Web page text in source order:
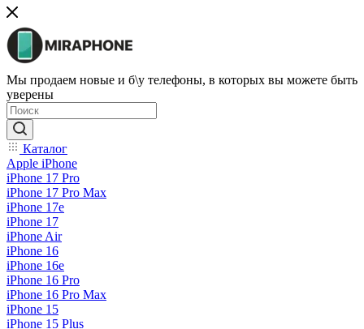
Мы продаем новые и б\у телефоны, в которых вы можете быть
уверены
Каталог
Apple iPhone
iPhone 17 Pro
iPhone 17 Pro Max
iPhone 17e
iPhone 17
iPhone Air
iPhone 16
iPhone 16e
iPhone 16 Pro
iPhone 16 Pro Max
iPhone 15
iPhone 15 Plus